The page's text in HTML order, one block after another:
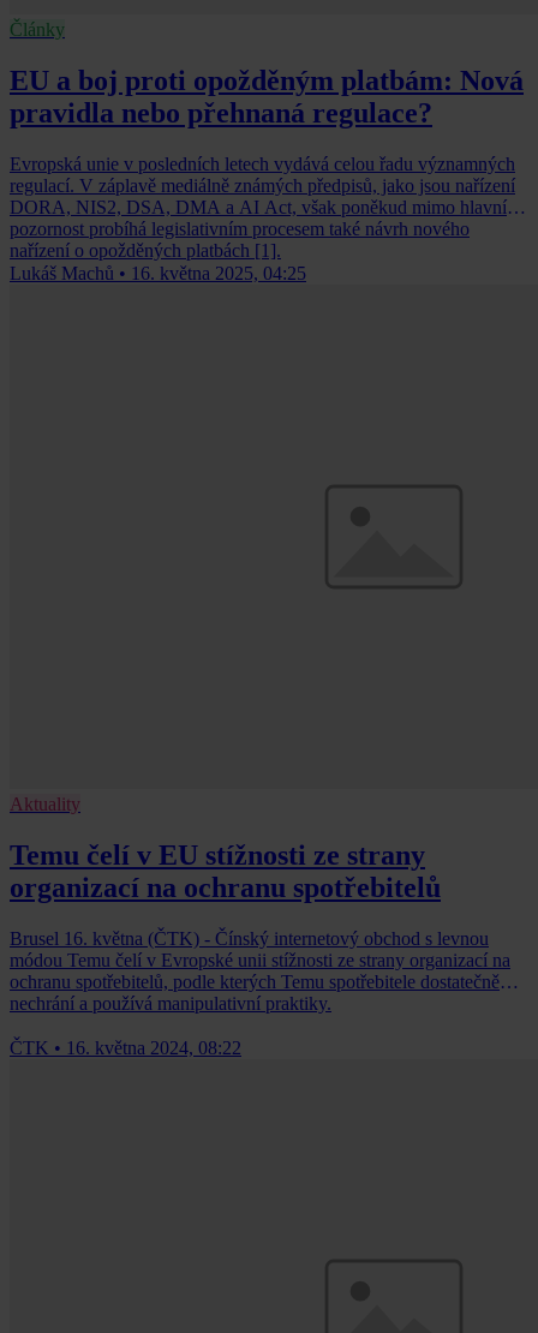
Články
EU a boj proti opožděným platbám: Nová
pravidla nebo přehnaná regulace?
Evropská unie v posledních letech vydává celou řadu významných
regulací. V záplavě mediálně známých předpisů, jako jsou nařízení
DORA, NIS2, DSA, DMA a AI Act, však poněkud mimo hlavní
pozornost probíhá legislativním procesem také návrh nového
nařízení o opožděných platbách [1].
Lukáš Machů • 16. května 2025, 04:25
Aktuality
Temu čelí v EU stížnosti ze strany
organizací na ochranu spotřebitelů
Brusel 16. května (ČTK) - Čínský internetový obchod s levnou
módou Temu čelí v Evropské unii stížnosti ze strany organizací na
ochranu spotřebitelů, podle kterých Temu spotřebitele dostatečně
nechrání a používá manipulativní praktiky.
ČTK • 16. května 2024, 08:22